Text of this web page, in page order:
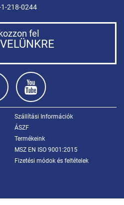
218-0244
fel
Szállítási Információk
ÁSZF
Termékeink
MSZ EN ISO 9001:2015
Fizetési módok és feltételek